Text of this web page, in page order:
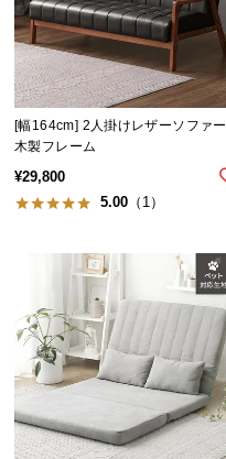
ル
に
つ
い
て
証
に
会
員
規
約
に
[幅164cm] 2人掛けレザーソファー
木製フレーム
¥29,800
5.00 （1）